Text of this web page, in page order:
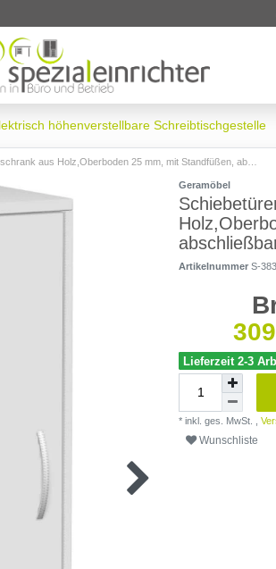
höhenverstellbare Schreibtischgestelle
25 mm, mit Standfüßen, abschließbar, 800x425x1182, Lichtgrau/Lichtgrau
Geramöbel
Artikelnummer S-
Lieferzeit 2-3
* inkl. ges. MwSt. ,
Wunschliste